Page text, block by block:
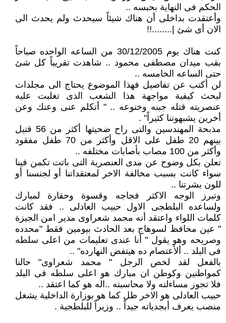
الحكم فى النهاية بحبسه ..
وأعتقدت بداخلى أن هناك شيئاً سيحدث ولم يحدث الى
الان أى شئ |........!!
كنت هناك يوم 30/12/2005 من الساعه الواحده صباحاً
بقب ميدان مصطفى محمود .. شاهدت تقريباً كل شئ
حتى الساعه الخامسه ..
لن أكتب عن تفاصيل فهذا الموضوع يحتاج الى مجلدات
لبحث كيفية مواجهة هذا الشعب الذى تغلبت عليه
عنصريته قتله جبنه وخنوعه .. " أتكلم عنى وعنك وعن
أخرين يشبهوننا كثيراً" .
مذبحة المهندسين والتى راح ضحيتها أكثر من 56 قتيل
بينهم 20 طفل على الاقل وأكثر من 70 طفل مفقود
وأكثر من 100 مصاب بأصابات مختلفه ..
تعلن بكل وضوح عن مدى العنصرية التى باتت تكمن فينا
سواء كانت بسبب مخالفة الاخر لمعتقداتنا أو لجنسنا أو
للون بشرتنا ..
وتبرز الوجه الاكثر فجاجه وقسوة وحقارة لمبارك
ولساعده البلطجى الاول حبيب العادلى .. فقد كانت
كلمات اللواء واعتقد أنه محمد شعراوى مدير امن الجيزة
" عين محافظ لسوهاج بعد الحادث بيومين فقط "محدده
وصريحه وهو يقول " أنا عندى تعليمات من اعلى سلطه
فى البلد .. ألأعتصام ده هيتفض النهارده" ..
بالفعل لقد لخص الرجل " محمد شعراوى" حالنا
كمواطنين وكوطن ان مبارك هو اعلى سلطه فى البلد
فلا تجوز مساءلته ولا محاسبته ..اله هو كما اعتقد ..
حبيب العادلى هو الاخر ظل كما هو بوزارة الداخلية يشغل
منصب يعرف أبجدياته جيداً .. وزيراً للبلطجية .